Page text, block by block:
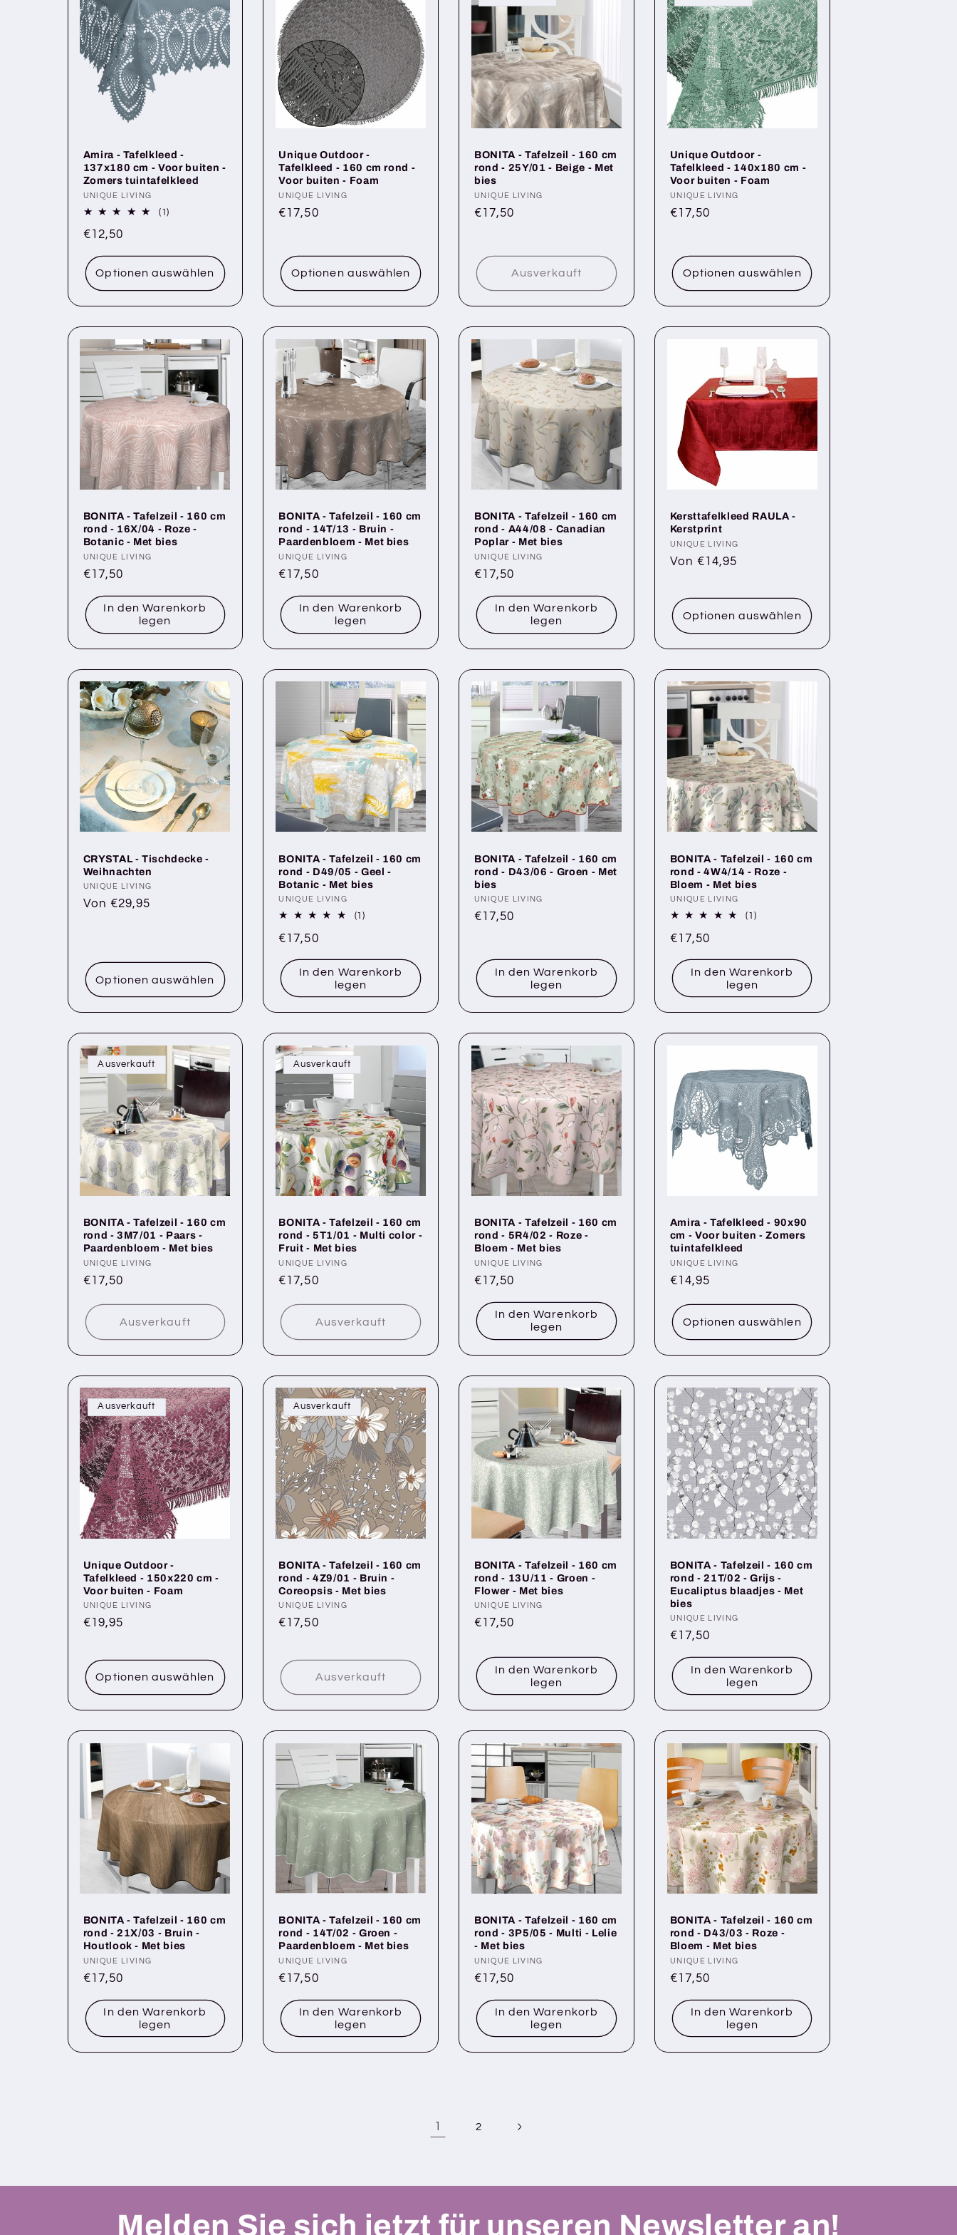
e
g
e
Amira - Tafelkleed -
137x180 cm - Voor buiten -
Zomers tuintafelkleed
Anbieter:
UNIQUE LIVING
(1)
Normaler
€12,50
Optionen auswählen
Unique Outdoor -
Tafelkleed - 160 cm rond -
Voor buiten - Foam
Anbieter:
UNIQUE LIVING
Normaler
€17,50
Optionen auswählen
BONITA - Tafelzeil - 160 cm
rond - 25Y/01 - Beige - Met
bies
Anbieter:
UNIQUE LIVING
Normaler
€17,50
Ausverkauft
Unique Outdoor -
Tafelkleed - 140x180 cm -
Voor buiten - Foam
Anbieter:
UNIQUE LIVING
Normaler
€17,50
Optionen auswählen
BONITA - Tafelzeil - 160 cm
rond - 16X/04 - Roze -
Botanic - Met bies
Anbieter:
UNIQUE LIVING
Normaler
€17,50
In den Warenkorb
legen
BONITA - Tafelzeil - 160 cm
rond - 14T/13 - Bruin -
Paardenbloem - Met bies
Anbieter:
UNIQUE LIVING
Normaler
€17,50
In den Warenkorb
legen
BONITA - Tafelzeil - 160 cm
rond - A44/08 - Canadian
Poplar - Met bies
Anbieter:
UNIQUE LIVING
Normaler
€17,50
In den Warenkorb
legen
Kersttafelkleed RAULA -
Kerstprint
Anbieter:
UNIQUE LIVING
Normaler
Von €14,95
Optionen auswählen
CRYSTAL - Tischdecke -
Weihnachten
Anbieter:
UNIQUE LIVING
Normaler
Von €29,95
Optionen auswählen
BONITA - Tafelzeil - 160 cm
rond - D49/05 - Geel -
Botanic - Met bies
Anbieter:
UNIQUE LIVING
(1)1
Normaler
€17,50
In den Warenkorb
legen
BONITA - Tafelzeil - 160 cm
rond - D43/06 - Groen - Met
bies
Anbieter:
UNIQUE LIVING
Normaler
€17,50
In den Warenkorb
legen
BONITA - Tafelzeil - 160 cm
rond - 4W4/14 - Roze -
Bloem - Met bies
Anbieter:
UNIQUE LIVING
(1)1
Normaler
€17,50
In den Warenkorb
legen
Ausverkauft
BONITA - Tafelzeil - 160 cm
rond - 3M7/01 - Paars -
Paardenbloem - Met bies
Anbieter:
UNIQUE LIVING
Normaler
€17,50
Ausverkauft
Ausverkauft
BONITA - Tafelzeil - 160 cm
rond - 5T1/01 - Multi color -
Fruit - Met bies
Anbieter:
UNIQUE LIVING
Normaler
€17,50
Ausverkauft
BONITA - Tafelzeil - 160 cm
rond - 5R4/02 - Roze -
Bloem - Met bies
Anbieter:
UNIQUE LIVING
Normaler
€17,50
In den Warenkorb
legen
Amira - Tafelkleed - 90x90
cm - Voor buiten - Zomers
tuintafelkleed
Anbieter:
UNIQUE LIVING
Normaler
€14,95
Optionen auswählen
Ausverkauft
Unique Outdoor -
Tafelkleed - 150x220 cm -
Voor buiten - Foam
Anbieter:
UNIQUE LIVING
Normaler
€19,95
Optionen auswählen
Ausverkauft
BONITA - Tafelzeil - 160 cm
rond - 4Z9/01 - Bruin -
Coreopsis - Met bies
Anbieter:
UNIQUE LIVING
Normaler
€17,50
Ausverkauft
BONITA - Tafelzeil - 160 cm
rond - 13U/11 - Groen -
Flower - Met bies
Anbieter:
UNIQUE LIVING
Normaler
€17,50
In den Warenkorb
legen
BONITA - Tafelzeil - 160 cm
rond - 21T/02 - Grijs -
Eucaliptus blaadjes - Met
bies
Anbieter:
UNIQUE LIVING
Normaler
€17,50
In den Warenkorb
legen
BONITA - Tafelzeil - 160 cm
rond - 21X/03 - Bruin -
Houtlook - Met bies
Anbieter:
UNIQUE LIVING
Normaler
€17,50
In den Warenkorb
legen
BONITA - Tafelzeil - 160 cm
rond - 14T/02 - Groen -
Paardenbloem - Met bies
Anbieter:
UNIQUE LIVING
Normaler
€17,50
In den Warenkorb
legen
BONITA - Tafelzeil - 160 cm
rond - 3P5/05 - Multi - Lelie
- Met bies
Anbieter:
UNIQUE LIVING
Normaler
€17,50
In den Warenkorb
legen
BONITA - Tafelzeil - 160 cm
rond - D43/03 - Roze -
Bloem - Met bies
Anbieter:
UNIQUE LIVING
Normaler
€17,50
In den Warenkorb
legen
1 2
Melden Sie sich jetzt für unseren Newsletter an!